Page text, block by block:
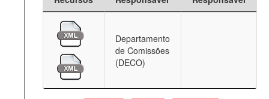
Departamento
de Comissões
(DECO)